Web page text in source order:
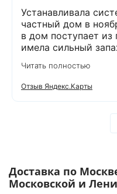
Устанавливала
частный дом в
в дом поступает из
имела сильный
желтела) и
невозможно. После установки специального
оборудования,вода
продается в
воде я и не мечтала!!!!!! Прошло уже 5
течении этого
порядке.Может
Позвонила в
Читать полностью
Отзыв Яндекс.Карты
Доставка по
Московской и